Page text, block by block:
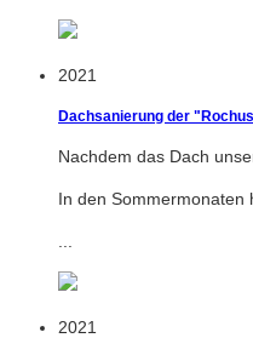
2021
Dachsanierung der
Nachdem das Dach
In den Sommermonaten
2021